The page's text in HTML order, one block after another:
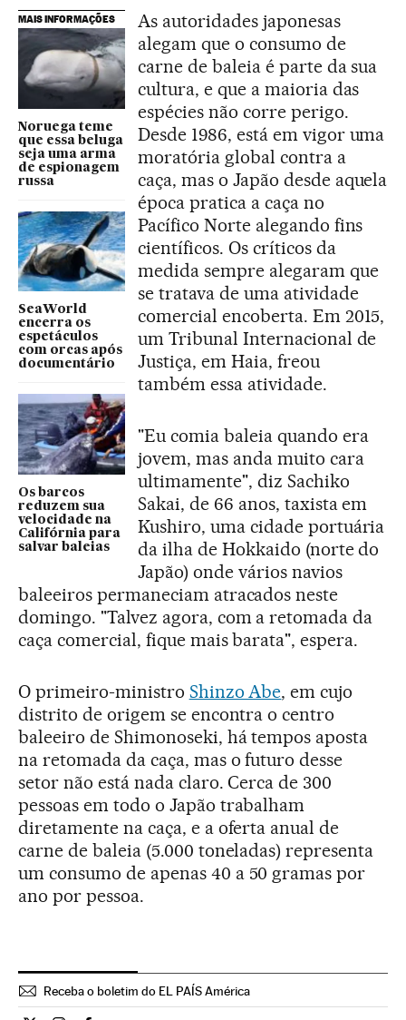
MAIS INFORMAÇÕES
Noruega teme
que essa beluga
seja uma arma
de espionagem
russa
SeaWorld
encerra os
espetáculos
com orcas após
documentário
Os barcos
reduzem sua
velocidade na
Califórnia para
salvar baleias
As autoridades japonesas
alegam que o consumo de
carne de baleia é parte da sua
cultura, e que a maioria das
espécies não corre perigo.
Desde 1986, está em vigor uma
moratória global contra a
caça, mas o Japão desde aquela
época pratica a caça no
Pacífico Norte alegando fins
científicos. Os críticos da
medida sempre alegaram que
se tratava de uma atividade
comercial encoberta. Em 2015,
um Tribunal Internacional de
Justiça, em Haia, freou
também essa atividade.
"Eu comia baleia quando era
jovem, mas anda muito cara
ultimamente", diz Sachiko
Sakai, de 66 anos, taxista em
Kushiro, uma cidade portuária
da ilha de Hokkaido (norte do
Japão) onde vários navios
baleeiros permaneciam atracados neste
domingo. "Talvez agora, com a retomada da
caça comercial, fique mais barata", espera.
O primeiro-ministro Shinzo Abe, em cujo
distrito de origem se encontra o centro
baleeiro de Shimonoseki, há tempos aposta
na retomada da caça, mas o futuro desse
setor não está nada claro. Cerca de 300
pessoas em todo o Japão trabalham
diretamente na caça, e a oferta anual de
carne de baleia (5.000 toneladas) representa
um consumo de apenas 40 a 50 gramas por
ano por pessoa.
Receba o boletim do EL PAÍS América